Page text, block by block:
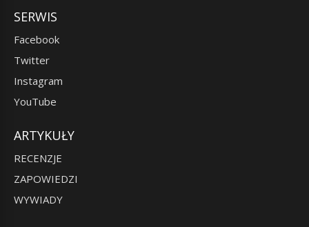
SERWIS
Facebook
Twitter
Instagram
YouTube
ARTYKUŁY
RECENZJE
ZAPOWIEDZI
WYWIADY